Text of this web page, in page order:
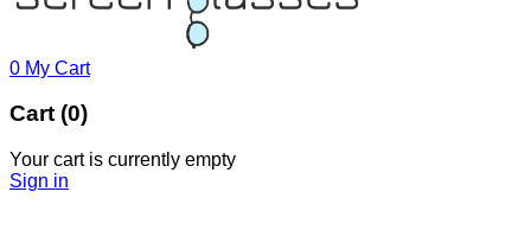
0 My Cart
Cart (0)
Your cart is currently empty
Sign in